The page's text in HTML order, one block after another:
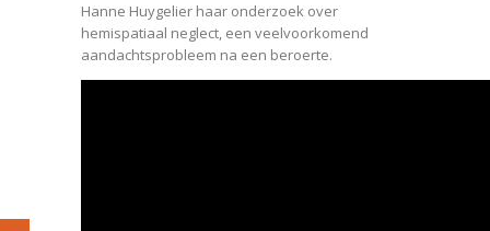
Hanne Huygelier haar onderzoek over
hemispatiaal neglect, een veelvoorkomend
aandachtsprobleem na een beroerte.